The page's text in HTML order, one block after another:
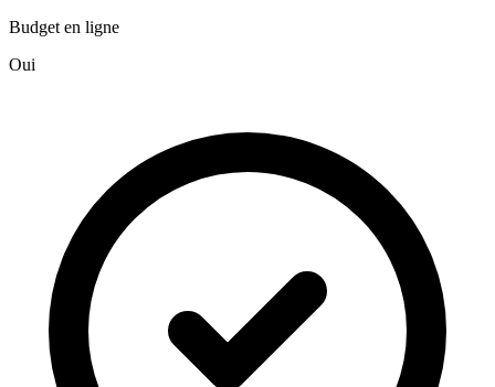
Budget en ligne
Oui